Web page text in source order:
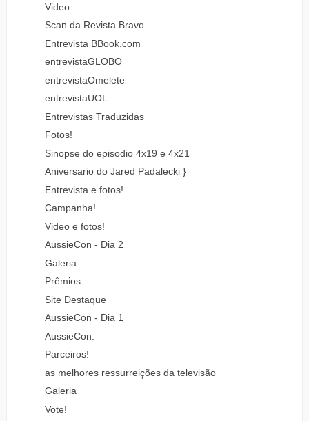
Video
Scan da Revista Bravo
Entrevista BBook.com
entrevistaGLOBO
entrevistaOmelete
entrevistaUOL
Entrevistas Traduzidas
Fotos!
Sinopse do episodio 4x19 e 4x21
Aniversario do Jared Padalecki }
Entrevista e fotos!
Campanha!
Video e fotos!
AussieCon - Dia 2
Galeria
Prêmios
Site Destaque
AussieCon - Dia 1
AussieCon.
Parceiros!
as melhores ressurreições da televisão
Galeria
Vote!